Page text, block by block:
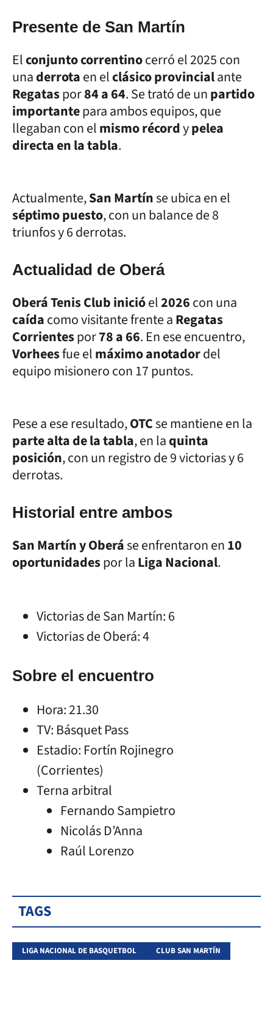
Presente de San Martín
Elconjunto correntinocerró el 2025 con
unaderrotaen elclásico provincialante
Regataspor84 a 64. Se trató de unpartido
importantepara ambos equipos, que
llegaban con elmismo récordypelea
directa en la tabla.
Actualmente,San Martínse ubica en el
séptimo puesto, con un balance de 8
triunfos y 6 derrotas.
Actualidad de Oberá
Oberá Tenis Club inicióel2026con una
caídacomo visitante frente aRegatas
Corrientespor78 a 66. En ese encuentro,
Vorheesfue elmáximo anotadordel
equipo misionero con 17 puntos.
Pese a ese resultado,OTCse mantiene en la
parte alta de la tabla, en laquinta
posición, con un registro de 9 victorias y 6
derrotas.
Historial entre ambos
San Martín y Oberáse enfrentaron en10
oportunidadespor laLiga Nacional.
Victorias de San Martín: 6
Victorias de Oberá: 4
Sobre el encuentro
Hora: 21.30
TV: Básquet Pass
Estadio: Fortín Rojinegro
(Corrientes)
Terna arbitral
Fernando Sampietro
Nicolás D’Anna
Raúl Lorenzo
TAGS
LIGA NACIONAL DE BASQUETBOL CLUB SAN MARTÍN